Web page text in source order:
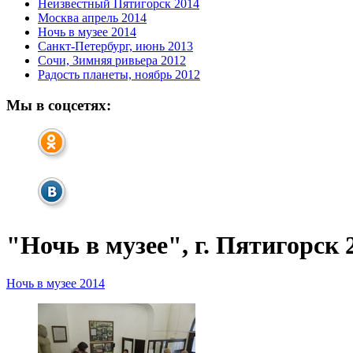
Неизвестный Пятигорск 2014
Москва апрель 2014
Ночь в музее 2014
Санкт-Петербург, июнь 2013
Сочи, Зимняя ривьера 2012
Радость планеты, ноябрь 2012
Мы в соцсетях:
"Ночь в музее", г. Пятигорск
Ночь в музее 2014